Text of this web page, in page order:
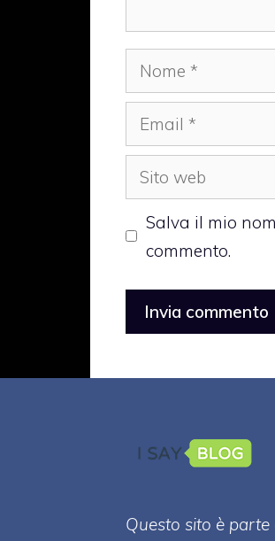
Nome
Email
Sito
web
Salva il mio
commento.
Questo sito è parte